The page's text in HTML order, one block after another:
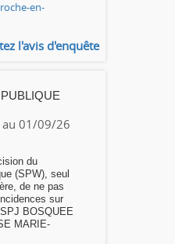
en-
l'avis d'enquête
01/09/26
du
(SPW), seul
de ne pas
sur
BOSQUEE
MARIE-